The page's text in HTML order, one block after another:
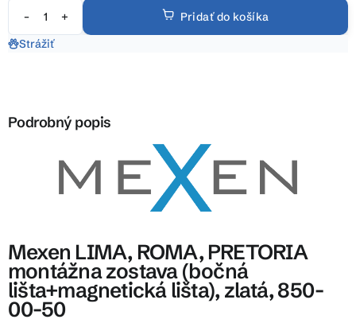
Pridať do košíka
Strážiť
Podrobný popis
Mexen LIMA, ROMA, PRETORIA
montážna zostava (bočná
lišta+magnetická lišta), zlatá, 850-
00-50